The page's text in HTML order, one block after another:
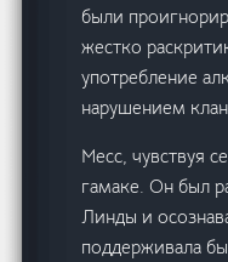
были
жестко
употребление
нарушением
Месс, чувствуя
гамаке. Он был
Линды и
поддерживала